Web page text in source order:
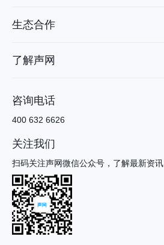
生态合作
了解声网
咨询电话
400 632 6626
关注我们
扫码关注声网微信公众号，了解最新资讯